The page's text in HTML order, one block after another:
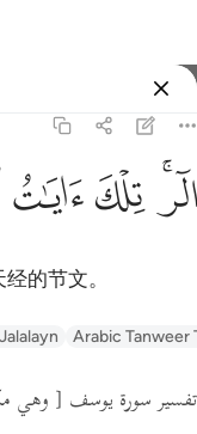
ﲒﲓﲔﲕ
的节文。
Arabic Tanweer
تفسير سورة يوسف [ وهي